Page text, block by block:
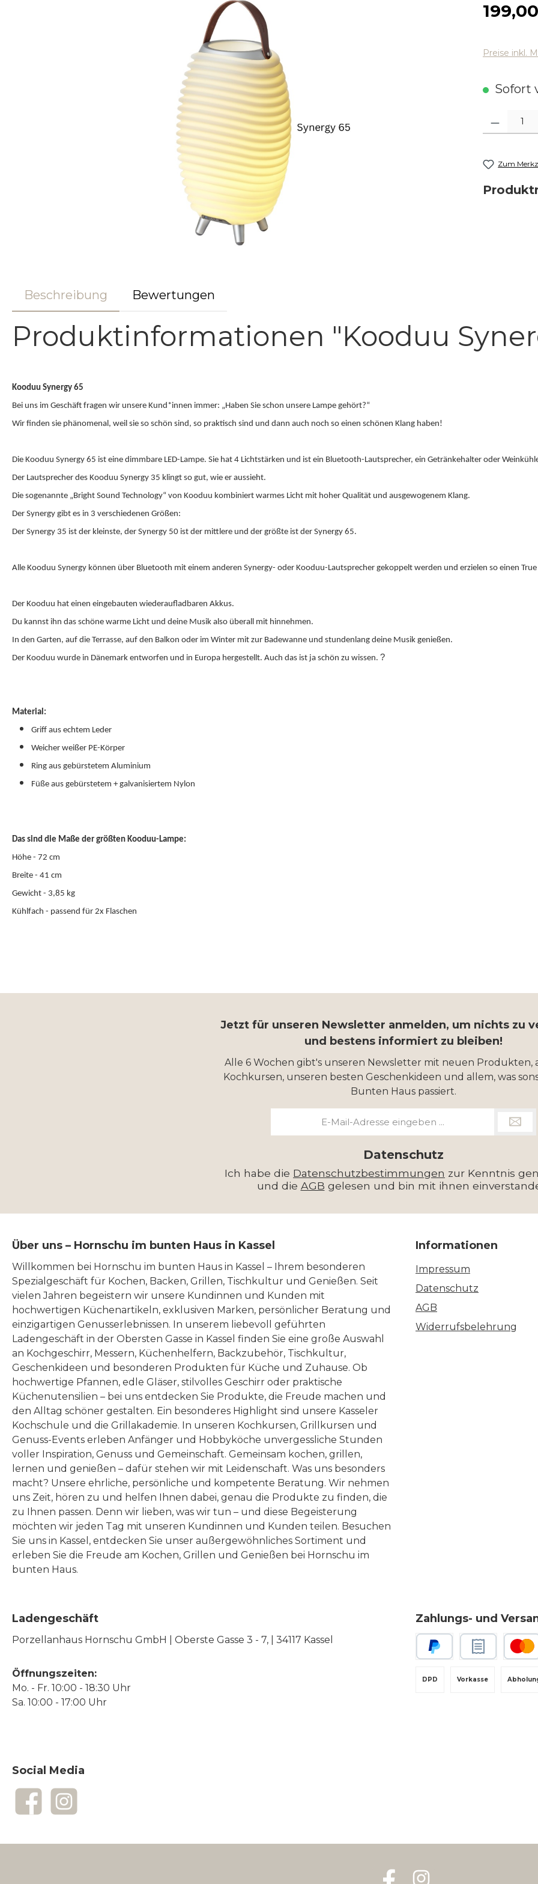
Preise inkl.
Sofort
Produkt
Zum
Beschreibung Bewertungen
Produktinformationen "Kooduu
Kooduu Synergy 65
Bei uns im Geschäft fragen wir unsere Kund*innen immer: „Haben Sie schon unsere Lampe gehört?“
Wir finden sie phänomenal, weil sie so schön sind, so praktisch sind und dann auch noch so einen schönen Klang haben!
Die Kooduu Synergy 65 ist eine dimmbare LED-Lampe. Sie hat 4 Lichtstärken und ist ein Bluetooth-Lautsprecher, ein Getränkehalter oder
Der Lautsprecher des Kooduu Synergy 35 klingt so gut, wie er aussieht.
Die sogenannte „Bright Sound Technology“ von Kooduu kombiniert warmes Licht mit hoher Qualität und ausgewogenem Klang.
Der Synergy gibt es in 3 verschiedenen Größen:
Der Synergy 35 ist der kleinste, der Synergy 50 ist der mittlere und der größte ist der Synergy 65.
Alle Kooduu Synergy können über Bluetooth mit einem anderen Synergy- oder Kooduu-Lautsprecher gekoppelt werden und erzielen so einen
Der Kooduu hat einen eingebauten wiederaufladbaren Akkus.
Du kannst ihn das schöne warme Licht und deine Musik also überall mit hinnehmen.
In den Garten, auf die Terrasse, auf den Balkon oder im Winter mit zur Badewanne und stundenlang deine Musik genießen.
Der Kooduu wurde in Dänemark entworfen und in Europa hergestellt. Auch das ist ja schön zu wissen. ?
Material:
Griff aus echtem Leder
Weicher weißer PE-Körper
Ring aus gebürstetem Aluminium
Füße aus gebürstetem + galvanisiertem Nylon
Das sind die Maße der größten Kooduu-Lampe:
Höhe - 72 cm
Breite - 41 cm
Gewicht - 3,85 kg
Kühlfach - passend für 2x Flaschen
Jetzt für unseren Newsletter anmelden, um nichts zu
und bestens informiert zu bleiben!
Alle 6 Wochen gibt's unseren Newsletter mit neuen Produkten,
Kochkursen, unseren besten Geschenkideen und allem, was
Bunten Haus passiert.
Datenschutz
Ich habe die Datenschutzbestimmungen zur Kenntnis
und die AGB gelesen und bin mit ihnen
Über uns – Hornschu im bunten Haus in Kassel
Willkommen bei Hornschu im bunten Haus in Kassel – Ihrem besonderen
Spezialgeschäft für Kochen, Backen, Grillen, Tischkultur und Genießen. Seit
vielen Jahren begeistern wir unsere Kundinnen und Kunden mit
hochwertigen Küchenartikeln, exklusiven Marken, persönlicher Beratung und
einzigartigen Genusserlebnissen. In unserem liebevoll geführten
Ladengeschäft in der Obersten Gasse in Kassel finden Sie eine große Auswahl
an Kochgeschirr, Messern, Küchenhelfern, Backzubehör, Tischkultur,
Geschenkideen und besonderen Produkten für Küche und Zuhause. Ob
hochwertige Pfannen, edle Gläser, stilvolles Geschirr oder praktische
Küchenutensilien – bei uns entdecken Sie Produkte, die Freude machen und
den Alltag schöner gestalten. Ein besonderes Highlight sind unsere Kasseler
Kochschule und die Grillakademie. In unseren Kochkursen, Grillkursen und
Genuss-Events erleben Anfänger und Hobbyköche unvergessliche Stunden
voller Inspiration, Genuss und Gemeinschaft. Gemeinsam kochen, grillen,
lernen und genießen – dafür stehen wir mit Leidenschaft. Was uns besonders
macht? Unsere ehrliche, persönliche und kompetente Beratung. Wir nehmen
uns Zeit, hören zu und helfen Ihnen dabei, genau die Produkte zu finden, die
zu Ihnen passen. Denn wir lieben, was wir tun – und diese Begeisterung
möchten wir jeden Tag mit unseren Kundinnen und Kunden teilen. Besuchen
Sie uns in Kassel, entdecken Sie unser außergewöhnliches Sortiment und
erleben Sie die Freude am Kochen, Grillen und Genießen bei Hornschu im
bunten Haus.
Informationen
Impressum
Datenschutz
AGB
Widerrufsbelehrung
Ladengeschäft
Porzellanhaus Hornschu GmbH | Oberste Gasse 3 - 7, | 34117 Kassel
Öffnungszeiten:
Mo. - Fr. 10:00 - 18:30 Uhr
Sa. 10:00 - 17:00 Uhr
Zahlungs- und
Vorkasse
DPD
Social Media
FacebookInstagram